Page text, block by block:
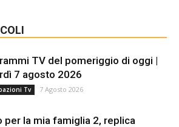
TV del pomeriggio di oggi |
7 agosto 2026
Tv 7 Agosto 2026
per la mia famiglia 2, replica